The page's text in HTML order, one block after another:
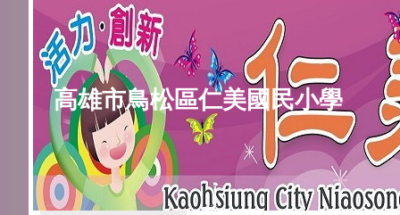
高雄市鳥松區仁美國民小學
::: :::